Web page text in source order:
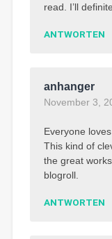
read. I’ll
ANTWORTEN
anhanger
November 3,
Everyone
This kind of
the great
blogroll.
ANTWORTEN